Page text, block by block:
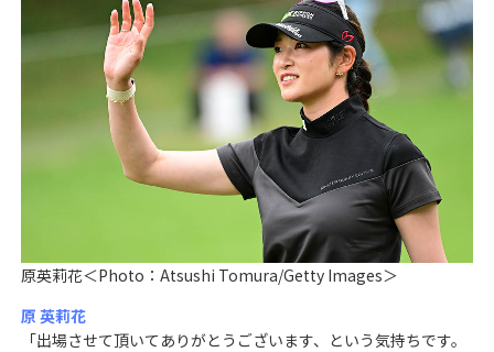
原英莉花＜Photo：Atsushi Tomura/Getty Images＞
原 英莉花
「出場させて頂いてありがとうございます、という気持ちです。